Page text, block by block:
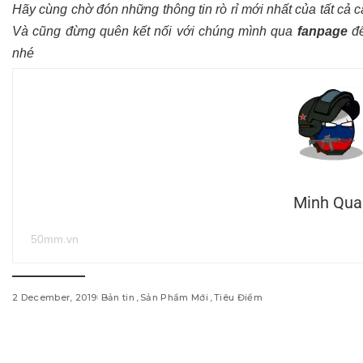
Hãy cùng chờ đón những thông tin rò rỉ mới nhất của tất cả
Và cũng đừng quên kết nối với chúng mình qua fanpage
nhé
Minh
50mm.vn
2 December, 2019 Bản tin Sản Phẩm Mới Tiêu Điểm